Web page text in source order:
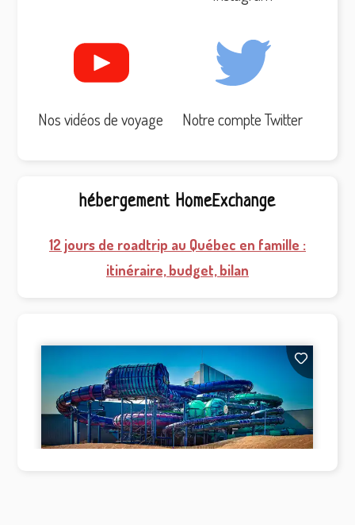
Nos vidéos de voyage Notre compte Twitter
hébergement HomeExchange
12 jours de roadtrip au Québec en famille :
itinéraire, budget, bilan